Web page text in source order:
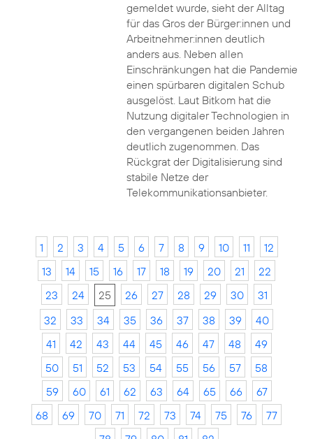
gemeldet wurde, sieht der Alltag
für das Gros der Bürger:innen und
Arbeitnehmer:innen deutlich
anders aus. Neben allen
Einschränkungen hat die Pandemie
einen spürbaren digitalen Schub
ausgelöst. Laut Bitkom hat die
Nutzung digitaler Technologien in
den vergangenen beiden Jahren
deutlich zugenommen. Das
Rückgrat der Digitalisierung sind
stabile Netze der
Telekommunikationsanbieter.
1 2 3 4 5 6 7 8 9 10 11
12
13
14 15 16 17 18 19 20 21
22
23
24 25 26 27 28 29 30
31
32
33 34 35 36 37 38 39
40
41
42 43 44 45 46 47 48
49
50
51 52 53 54 55 56 57
58
59
60 61 62 63 64 65 66
67
68
69 70 71 72 73 74 75 76
77